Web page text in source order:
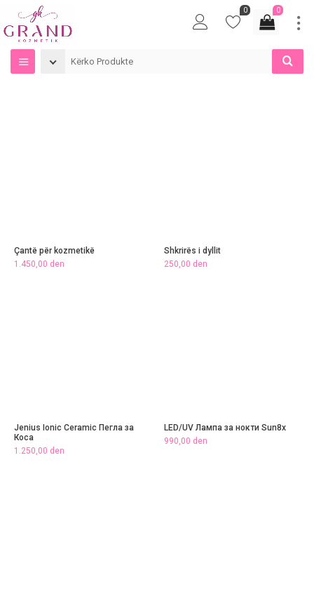
0
0
Çantë për kozmetikë
1.450,00 den
Shkrirës i dyllit
250,00 den
Jenius Ionic Ceramic Пегла за
Коса
1.250,00 den
LED/UV Лампа за нокти Sun8x
990,00 den